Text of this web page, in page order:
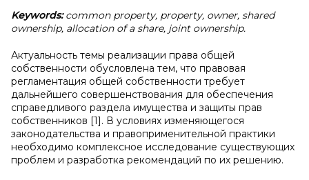
Keywords:common property, property, owner, shared
ownership, allocation of a share, joint ownership.
Актуальность темы реализации права общей
собственности обусловлена тем, что правовая
регламентация общей собственности требует
дальнейшего совершенствования для обеспечения
справедливого раздела имущества и защиты прав
собственников [1]. В условиях изменяющегося
законодательства и правоприменительной практики
необходимо комплексное исследование существующих
проблем и разработка рекомендаций по их решению.